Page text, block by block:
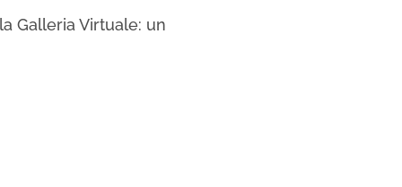
Galleria Virtuale: un